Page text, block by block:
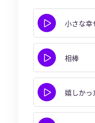
小さな幸
相棒
嬉しかっ